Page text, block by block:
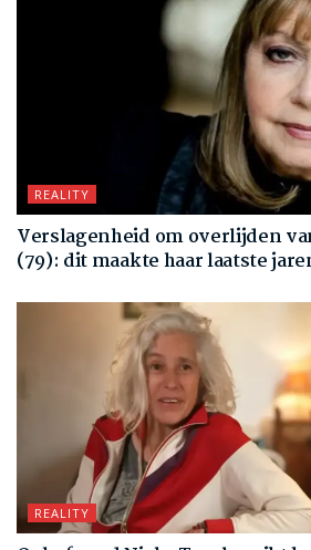
REALITY
Verslagenheid om overlijden
(79): dit maakte haar laatste
REALITY